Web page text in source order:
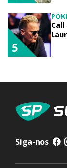
5
Siga-nos